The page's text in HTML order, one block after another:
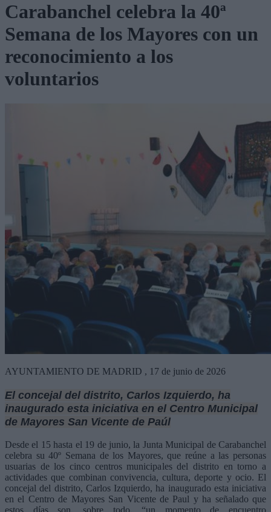
Carabanchel celebra la 40ª
Semana de los Mayores con un
reconocimiento a los
voluntarios
AYUNTAMIENTO DE MADRID , 17 de junio de 2026
El concejal del distrito, Carlos Izquierdo, ha
inaugurado esta iniciativa en el Centro Municipal
de Mayores San Vicente de Paúl
Desde el 15 hasta el 19 de junio, la Junta Municipal de Carabanchel
celebra su 40º Semana de los Mayores, que reúne a las personas
usuarias de los cinco centros municipales del distrito en torno a
actividades que combinan convivencia, cultura, deporte y ocio. El
concejal del distrito, Carlos Izquierdo, ha inaugurado esta iniciativa
en el Centro de Mayores San Vicente de Paul y ha señalado que